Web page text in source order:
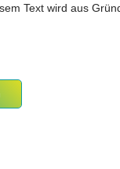
Text wird aus